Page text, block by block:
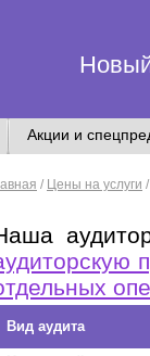
Акции и
/ Цены на услуги
Вид аудита